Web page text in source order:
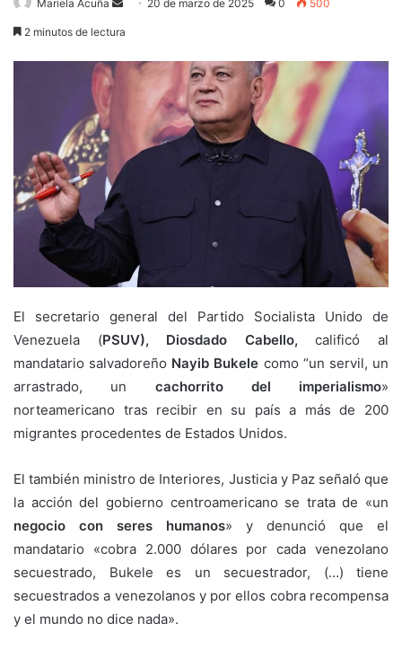
Mariela Acuña 20 de marzo de 2025 0 500
2 minutos de lectura
El secretario general del Partido Socialista Unido de
Venezuela (PSUV), Diosdado Cabello, calificó al
mandatario salvadoreño Nayib Bukele como “un servil, un
arrastrado, un cachorrito del imperialismo»
norteamericano tras recibir en su país a más de 200
migrantes procedentes de Estados Unidos.
El también ministro de Interiores, Justicia y Paz señaló que
la acción del gobierno centroamericano se trata de «un
negocio con seres humanos» y denunció que el
mandatario «cobra 2.000 dólares por cada venezolano
secuestrado, Bukele es un secuestrador, (…) tiene
secuestrados a venezolanos y por ellos cobra recompensa
y el mundo no dice nada».